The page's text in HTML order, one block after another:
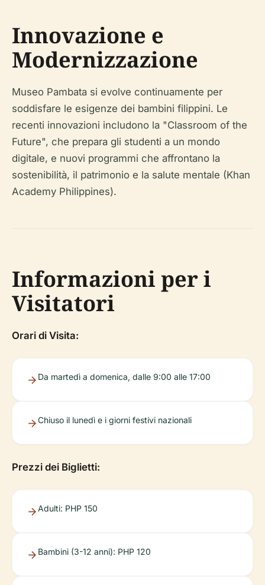
Innovazione e
Modernizzazione
Museo Pambata si evolve continuamente per
soddisfare le esigenze dei bambini filippini. Le
recenti innovazioni includono la "Classroom of the
Future", che prepara gli studenti a un mondo
digitale, e nuovi programmi che affrontano la
sostenibilità, il patrimonio e la salute mentale (Khan
Academy Philippines).
Informazioni per i
Visitatori
Orari di Visita:
Da martedì a domenica, dalle 9:00 alle 17:00
Chiuso il lunedì e i giorni festivi nazionali
Prezzi dei Biglietti:
Adulti: PHP 150
Bambini (3-12 anni): PHP 120